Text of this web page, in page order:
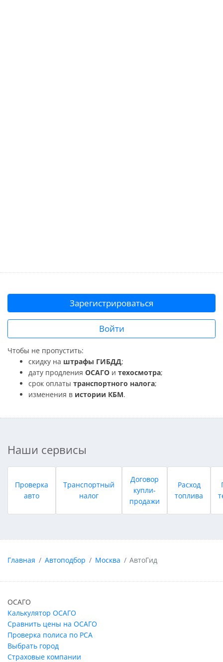
Зарегистрироваться
Войти
Чтобы не пропустить:
скидку на штрафы ГИБДД;
дату продления ОСАГО и техосмотра;
срок оплаты транспортного налога;
изменения в истории КБМ.
Наши сервисы
Проверка
авто
Транспортный
налог
Договор
купли-
продажи
Расход
топлива
Главная Автоподбор Москва АвтоГид
ОСАГО
Калькулятор ОСАГО
Сравнить цены на ОСАГО
Проверка полиса по РСА
Выбрать город
Страховые компании